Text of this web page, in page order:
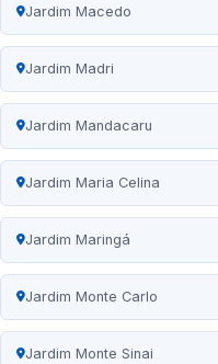
Jardim Macedo
Jardim Madri
Jardim Mandacaru
Jardim Maria Celina
Jardim Maringá
Jardim Monte Carlo
Jardim Monte Sinai